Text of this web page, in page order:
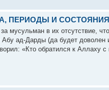
ПЕРИОДЫ И
мусульман в их отсутствие,
ад-Дарды (да будет доволен
«Кто обратился к Аллаху с